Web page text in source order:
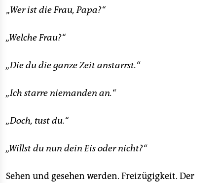
„Wer ist die Frau, Papa?“
„Welche Frau?“
„Die du die ganze Zeit anstarrst.“
„Ich starre niemanden an.“
„Doch, tust du.“
„Willst du nun dein Eis oder nicht?“
Sehen und gesehen werden. Freizügigkeit. Der